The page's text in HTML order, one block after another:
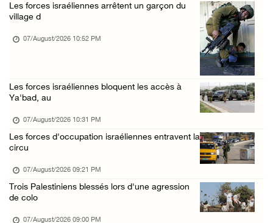
Nouvelle attaque de colons à Ramallah : une ...
Nouvelles incursions à Bethléem et Tubas : d ...
07/August/2026 08:54 AM
Les forces israéliennes arrêtent un garçon du
village d
07/August/2026 10:52 PM
Les forces israéliennes bloquent les accès à
Ya'bad, au
07/August/2026 10:31 PM
Les forces d'occupation israéliennes entravent la
circu
07/August/2026 09:21 PM
Trois Palestiniens blessés lors d'une agression
de colo
07/August/2026 09:00 PM